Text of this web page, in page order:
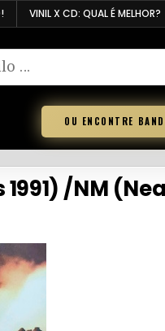
VINIL X CD: QUAL É MELHOR?
OU ENCONTRE
1991) /NM